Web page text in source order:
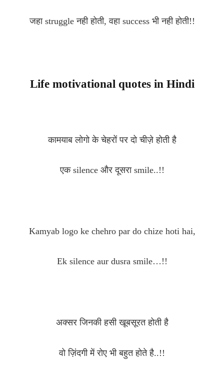
जहा struggle नही होती, वहा success भी नही होती!!
Life motivational quotes in Hindi
कामयाब लोगो के चेहरों पर दो चीज़े होती है
एक silence और दूसरा smile..!!
Kamyab logo ke chehro par do chize hoti hai,
Ek silence aur dusra smile…!!
अक्सर जिनकी हसी खूबसूरत होती है
वो ज़िंदगी में रोए भी बहुत होते है..!!